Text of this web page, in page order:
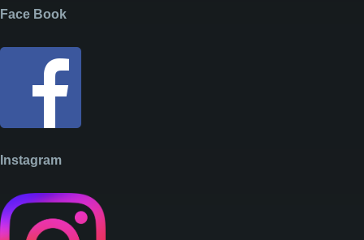
Face Book
Instagram